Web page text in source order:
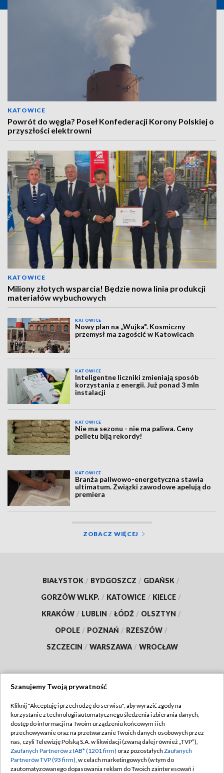
KATOWICE
Powrót do węgla? Poseł Konfederacji Korony Polskiej o
przyszłości elektrowni
KATOWICE
Miliony złotych wsparcia! Będzie nowa linia produkcji
materiałów wybuchowych
KATOWICE
Nowy plan na „Wujka". Kosmiczny
przemysł ma zagościć w Katowicach
KATOWICE
Inteligentne liczniki zmieniają sposób
korzystania z energii. Już ponad 3 mln
instalacji
KATOWICE
Nie ma sezonu - nie ma paliwa. Ceny
pelletu biją rekordy!
KATOWICE
Branża paliwowo-energetyczna stawia
ultimatum. Związki zawodowe apelują do
premiera
ZOBACZ WIĘCEJ
BIAŁYSTOK / BYDGOSZCZ / GDAŃSK /
GORZÓW WLKP. / KATOWICE / KIELCE /
KRAKÓW / LUBLIN / ŁÓDŹ / OLSZTYN /
OPOLE / POZNAŃ / RZESZÓW /
SZCZECIN / WARSZAWA / WROCŁAW
TVP
Abonament TVP
Emisja w TVP
Centrum informacji TVP
Regulamin TVP
Polityka prywatności
Moje zgody
Szanujemy Twoją prywatność
Kliknij "Akceptuję i przechodzę do serwisu", aby wyrazić zgody na
korzystanie z technologii automatycznego śledzenia i zbierania danych,
dostęp do informacji na Twoim urządzeniu końcowym i ich
przechowywanie oraz na przetwarzanie Twoich danych osobowych przez
nas, czyli Telewizję Polską S.A. w likwidacji (zwaną dalej również „TVP”),
Zaufanych Partnerów z IAB* (1201 firm) oraz pozostałych Zaufanych
Partnerów TVP (93 firm), w celach marketingowych (w tym do
zautomatyzowanego dopasowania reklam do Twoich zainteresowań i